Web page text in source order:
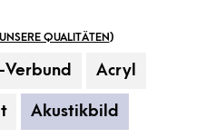
QUALITÄTEN)
Acryl
Akustikbild